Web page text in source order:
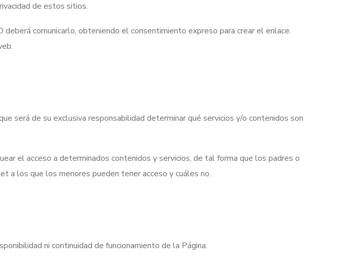
de estos sitios.
comunicarlo, obteniendo el consentimiento expreso para crear el enlace.
será de su exclusiva responsabilidad determinar qué servicios y/o contenidos son
el acceso a determinados contenidos y servicios, de tal forma que los padres o
a los que los menores pueden tener acceso y cuáles no.
ni continuidad de funcionamiento de la Página.